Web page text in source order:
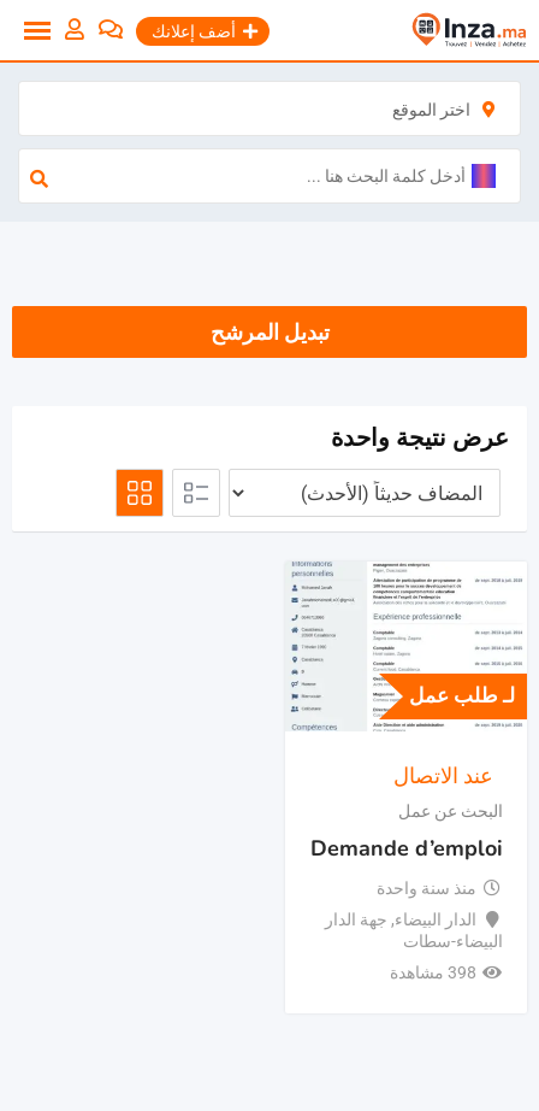
إلى
المحتوى
أضف إعلانك
اختر الموقع
تبديل المرشح
عرض نتيجة واحدة
لـ طلب عمل
عند الاتصال
البحث عن عمل
Demande d’emploi
منذ سنة واحدة
الدار البيضاء, جهة الدار
البيضاء-سطات
398 مشاهدة